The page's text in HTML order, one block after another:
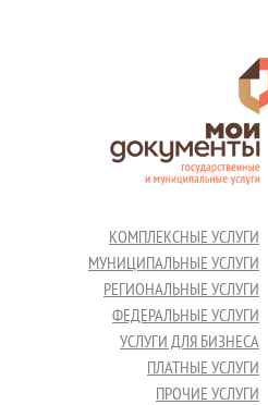
КОМПЛЕКСНЫЕ УСЛУГИ
МУНИЦИПАЛЬНЫЕ УСЛУГИ
РЕГИОНАЛЬНЫЕ УСЛУГИ
ФЕДЕРАЛЬНЫЕ УСЛУГИ
УСЛУГИ ДЛЯ БИЗНЕСА
ПЛАТНЫЕ УСЛУГИ
ПРОЧИЕ УСЛУГИ